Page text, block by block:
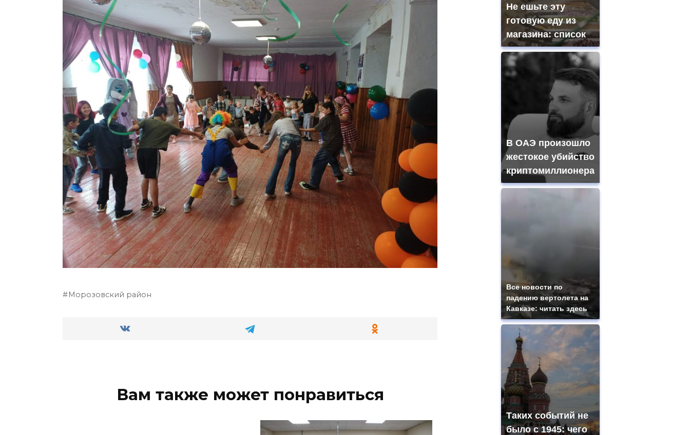
Морозовский район
Вам также может понравиться
Не ешьте эту
готовую еду из
магазина: список
В ОАЭ произошло
жестокое убийство
криптомиллионера
Все новости по
падению вертолета на
Кавказе: читать здесь
Таких событий не
было с 1945: чего